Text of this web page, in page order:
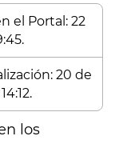
el Portal: 22
20 de
los